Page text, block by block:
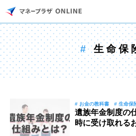
マネープラザONLINEとは
住宅ローンシミュレーション
住宅ローンのご相談
#生命保
# お金の教科書 # 生命保
遺族年金制度の
時に受け取れる